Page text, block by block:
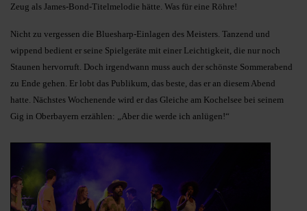
Zeug als James-Bond-Titelmelodie hätte. Was für eine Röhre!
Nicht zu vergessen die Bluesharp-Einlagen des Meisters. Tanzend und
wippend bedient er seine Spielgeräte mit einer Leichtigkeit, die nur noch
Staunen hervorruft. Doch irgendwann muss auch der schönste Sommerabend
zu Ende gehen. Er lobt das Publikum, das beste, das er an diesem Abend
hatte. Nächstes Wochenende wird er das Gleiche am Kochelsee bei seinem
Gig in Oberbayern erzählen: „Aber die werde ich anlügen!“